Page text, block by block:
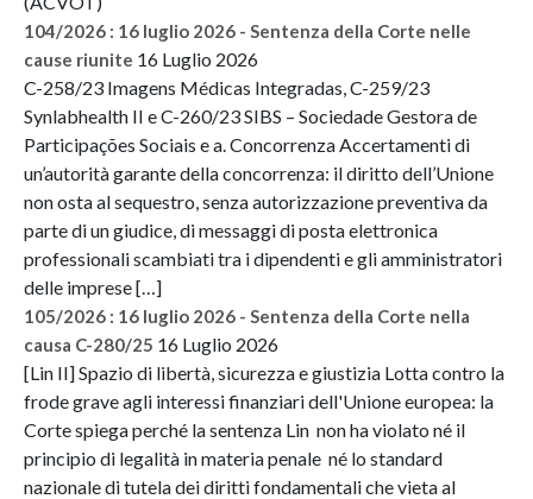
104/2026 : 16 luglio 2026 - Sentenza della Corte nelle
cause riunite 16 Luglio 2026
C-258/23 Imagens Médicas Integradas, C-259/23
Synlabhealth II e C-260/23 SIBS – Sociedade Gestora de
Participações Sociais e a. Concorrenza Accertamenti di
un’autorità garante della concorrenza: il diritto dell’Unione
non osta al sequestro, senza autorizzazione preventiva da
parte di un giudice, di messaggi di posta elettronica
professionali scambiati tra i dipendenti e gli amministratori
delle imprese […]
105/2026 : 16 luglio 2026 - Sentenza della Corte nella
causa C-280/25 16 Luglio 2026
[Lin II] Spazio di libertà, sicurezza e giustizia Lotta contro la
frode grave agli interessi finanziari dell'Unione europea: la
Corte spiega perché la sentenza Lin non ha violato né il
principio di legalità in materia penale né lo standard
nazionale di tutela dei diritti fondamentali che vieta al